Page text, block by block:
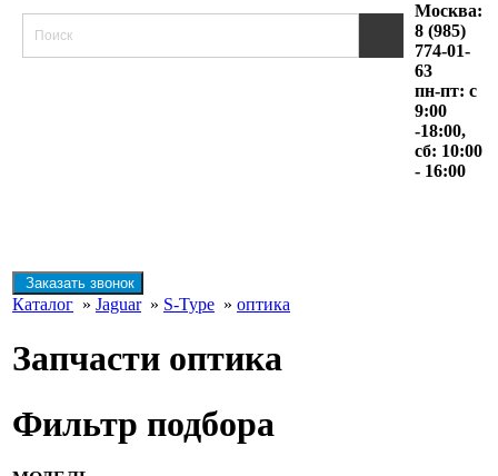
Москва:
8 (985)
774-01-
63
пн-пт: с
9:00
-18:00,
сб: 10:00
- 16:00
Заказать звонок
Каталог » Jaguar» S-Type » оптика
Запчасти оптика
Фильтр подбора